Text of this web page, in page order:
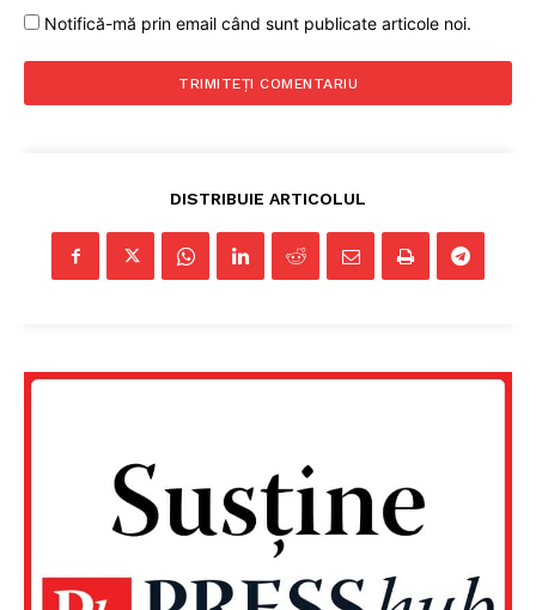
Un proiect
FREEDOM HOUSE ROMÂNIA
PRESShub
Despre noi / Echipa
Notifică-mă prin email când sunt publicate articole noi.
DISTRIBUIE ARTICOLUL